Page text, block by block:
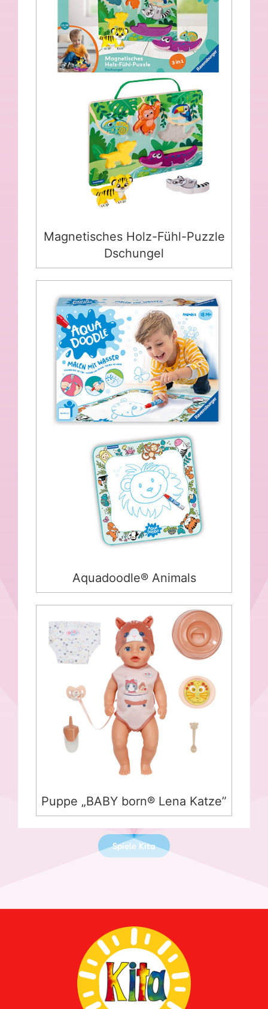
Magnetisches Holz-Fühl-Puzzle
Dschungel
Magnetisches Holz-Fühl-Puzzle
Dschungel
Aquadoodle® Animals
Aquadoodle® Animals
Puppe „BABY born® Lena Katze”
Puppe „BABY born® Lena Katze”
Spiele Kita